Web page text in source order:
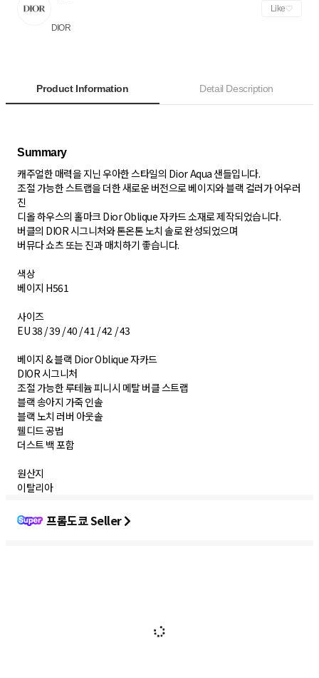
DIOR
Like
Product Information Detail Description
Summary
캐주얼한 매력을 지닌 우아한 스타일의 Dior Aqua 샌들입니다.
조절 가능한 스트랩을 더한 새로운 버전으로 베이지와 블랙 컬러가 어우러
진
디올 하우스의 홀마크 Dior Oblique 자카드 소재로 제작되었습니다.
버클의 DIOR 시그니처와 톤온톤 노치 솔로 완성되었으며
버뮤다 쇼츠 또는 진과 매치하기 좋습니다.
색상
베이지 H561
사이즈
EU 38 / 39 / 40 / 41 / 42 / 43
베이지 & 블랙 Dior Oblique 자카드
DIOR 시그니처
조절 가능한 루테늄 피니시 메탈 버클 스트랩
블랙 송아지 가죽 인솔
블랙 노치 러버 아웃솔
웰디드 공법
더스트 백 포함
원산지
이탈리아
프롬도쿄 Seller